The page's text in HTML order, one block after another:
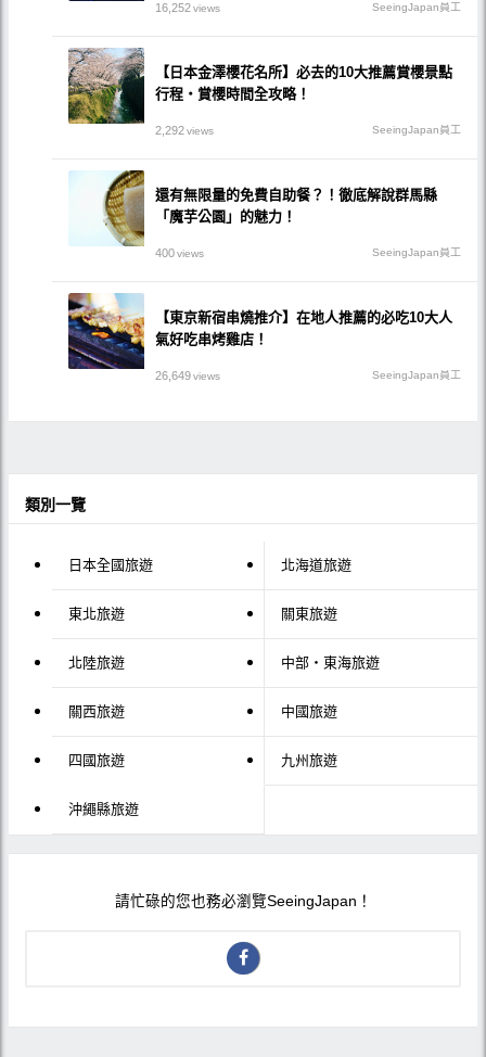
16,252views SeeingJapan員工
【日本金澤櫻花名所】必去的10大推薦賞櫻景點
行程・賞櫻時間全攻略！
2,292views SeeingJapan員工
還有無限量的免費自助餐？！徹底解說群馬縣
「魔芋公園」的魅力！
400views SeeingJapan員工
【東京新宿串燒推介】在地人推薦的必吃10大人
氣好吃串烤雞店！
26,649views SeeingJapan員工
類別一覽
日本全國旅遊 北海道旅遊
東北旅遊 關東旅遊
北陸旅遊 中部・東海旅遊
關西旅遊 中國旅遊
四國旅遊 九州旅遊
沖繩縣旅遊
請忙碌的您也務必瀏覽SeeingJapan！